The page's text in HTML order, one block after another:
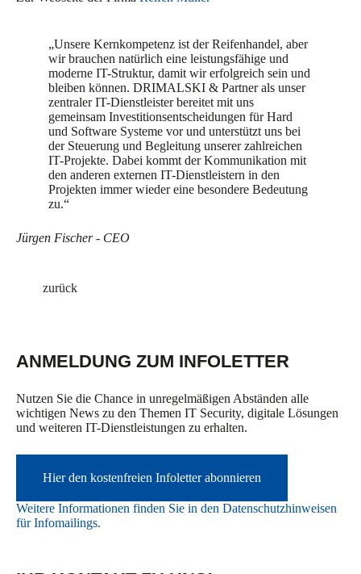
„Unsere Kernkompetenz ist der Reifenhandel, aber
wir brauchen natürlich eine leistungsfähige und
moderne IT-Struktur, damit wir erfolgreich sein und
bleiben können. DRIMALSKI & Partner als unser
zentraler IT-Dienstleister bereitet mit uns
gemeinsam Investitionsentscheidungen für Hard
und Software Systeme vor und unterstützt uns bei
der Steuerung und Begleitung unserer zahlreichen
IT-Projekte. Dabei kommt der Kommunikation mit
den anderen externen IT-Dienstleistern in den
Projekten immer wieder eine besondere Bedeutung
zu.“
Jürgen Fischer - CEO
zurück
ANMELDUNG ZUM INFOLETTER
Nutzen Sie die Chance in unregelmäßigen Abständen alle
wichtigen News zu den Themen IT Security, digitale Lösungen
und weiteren IT-Dienstleistungen zu erhalten.
Hier den kostenfreien Infoletter abonnieren
Weitere Informationen finden Sie in den Datenschutzhinweisen
für Infomailings.